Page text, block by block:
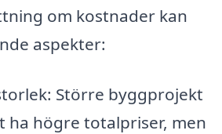
om kostnader kan
aspekter:
Större byggprojekt
ha högre totalpriser, men